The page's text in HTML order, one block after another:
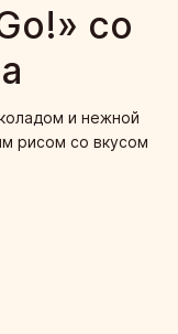
со
и нежной
рисом со вкусом